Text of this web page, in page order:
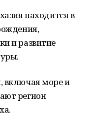
находится в
и развитие
включая море и
регион